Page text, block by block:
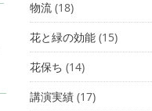
物流 (18)
花と緑の効能 (15)
花保ち (14)
講演実績 (17)